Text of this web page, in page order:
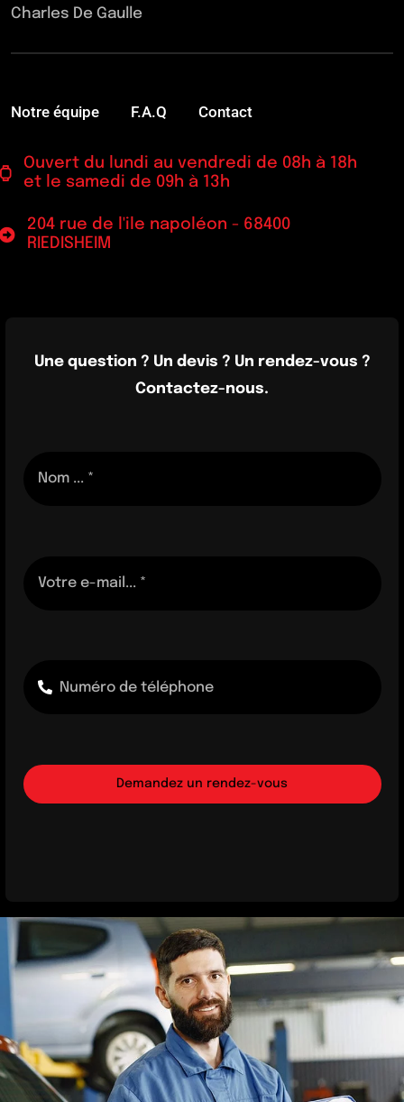
Charles De Gaulle
Notre équipe F.A.Q Contact
Ouvert du lundi au vendredi de 08h à 18h
et le samedi de 09h à 13h
204 rue de l'ile napoléon - 68400
RIEDISHEIM
Une question ? Un devis ? Un rendez-vous ?
Contactez-nous.
Demandez un rendez-vous